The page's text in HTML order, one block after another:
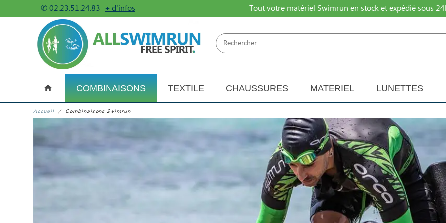
✆02.23.51.24.83 + d'infos Tout votre matériel Swimrun en stock et expédié sous
COMBINAISONS TEXTILE CHAUSSURES MATERIEL LUNETTES
Accueil Combinaisons Swimrun